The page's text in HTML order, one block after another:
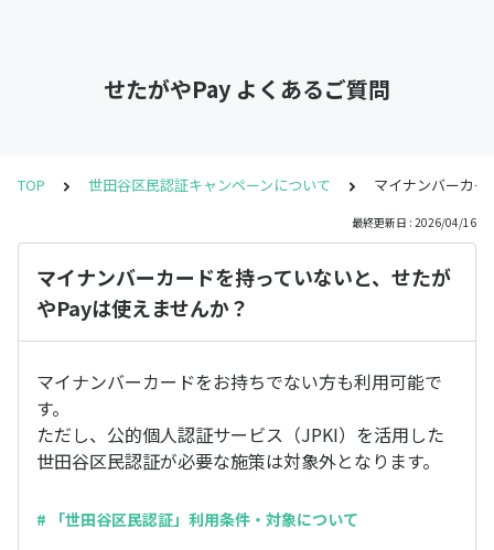
せたがやPay よくあるご質問
TOP 世田谷区民認証キャンペーンについて マイナンバーカ
最終更新日 : 2026/04/16
マイナンバーカードを持っていないと、せたが
やPayは使えませんか？
マイナンバーカードをお持ちでない方も利用可能で
す。
ただし、公的個人認証サービス（JPKI）を活用した
世田谷区民認証が必要な施策は対象外となります。
# 「世田谷区民認証」利用条件・対象について